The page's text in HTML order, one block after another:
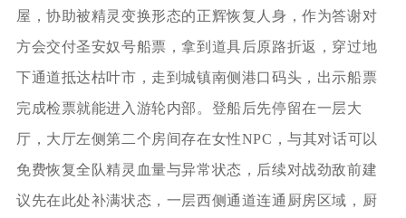
屋，协助被精灵变换形态的正辉恢复人身，作为答谢对
方会交付圣安奴号船票，拿到道具后原路折返，穿过地
下通道抵达枯叶市，走到城镇南侧港口码头，出示船票
完成检票就能进入游轮内部。登船后先停留在一层大
厅，大厅左侧第二个房间存在女性NPC，与其对话可以
免费恢复全队精灵血量与异常状态，后续对战劲敌前建
议先在此处补满状态，一层西侧通道连通厨房区域，厨